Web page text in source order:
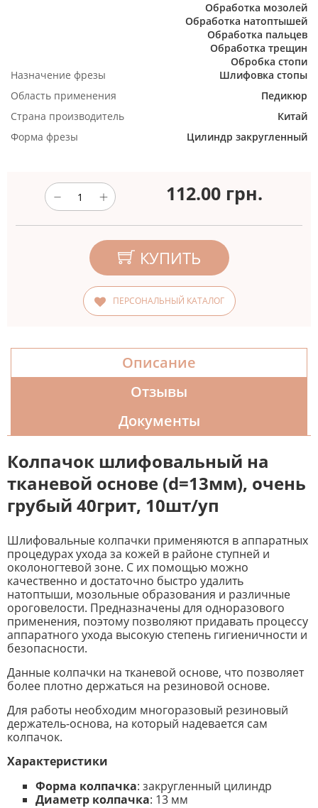
Назначение фрезы
Обработка мозолей
Обработка натоптышей
Обработка пальцев
Обработка трещин
Обробка стопи
Шлифовка стопы
Область применения
Педикюр
Страна производитель
Китай
Форма фрезы
Цилиндр закругленный
112.00 грн.
КУПИТЬ
ПЕРСОНАЛЬНЫЙ КАТАЛОГ
Описание
Отзывы
Документы
Колпачок шлифовальный на
тканевой основе (d=13мм), очень
грубый 40грит, 10шт/уп
Шлифовальные колпачки применяются в аппаратных
процедурах ухода за кожей в районе ступней и
околоногтевой зоне. С их помощью можно
качественно и достаточно быстро удалить
натоптыши, мозольные образования и различные
ороговелости. Предназначены для одноразового
применения, поэтому позволяют придавать процессу
аппаратного ухода высокую степень гигиеничности и
безопасности.
Данные колпачки на тканевой основе, что позволяет
более плотно держаться на резиновой основе.
Для работы необходим многоразовый резиновый
держатель-основа, на который надевается сам
колпачок.
Характеристики
Форма колпачка: закругленный цилиндр
Диаметр колпачка: 13 мм